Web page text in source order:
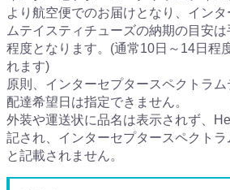
より航空便でのお届けとなり、イン
ムテイスティチューズの納期の目安
程度となります。(通常10日～14日程
れます)
原則、インターセプタースペクトラ
配達希望日は指定できません。
外装や運送状に品名は表示されず、
記され、インターセプタースペクト
と記載されません。